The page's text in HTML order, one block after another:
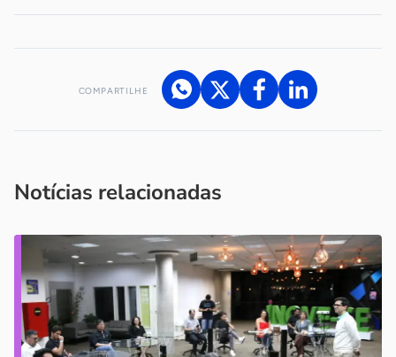
COMPARTILHE
Notícias relacionadas